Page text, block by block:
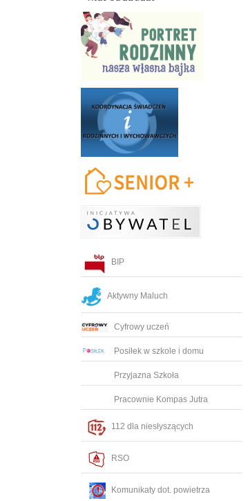
BIP
Aktywny Maluch
Cyfrowy uczeń
Posiłek w szkole i domu
Przyjazna Szkoła
Pracownie Kompas Jutra
112 dla niesłyszących
RSO
Komunikaty dot. powietrza